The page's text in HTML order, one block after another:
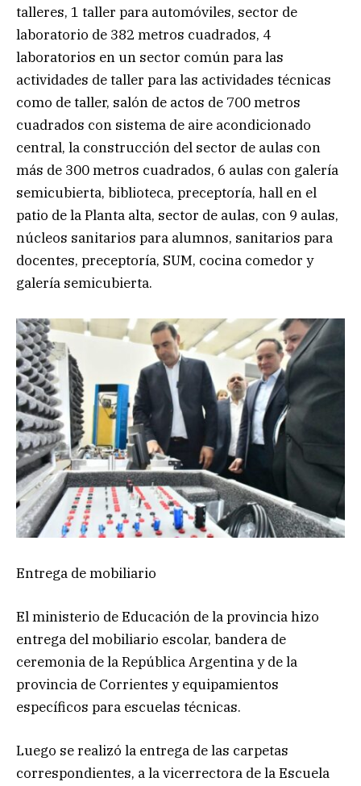
talleres, 1 taller para automóviles, sector de
laboratorio de 382 metros cuadrados, 4
laboratorios en un sector común para las
actividades de taller para las actividades técnicas
como de taller, salón de actos de 700 metros
cuadrados con sistema de aire acondicionado
central, la construcción del sector de aulas con
más de 300 metros cuadrados, 6 aulas con galería
semicubierta, biblioteca, preceptoría, hall en el
patio de la Planta alta, sector de aulas, con 9 aulas,
núcleos sanitarios para alumnos, sanitarios para
docentes, preceptoría, SUM, cocina comedor y
galería semicubierta.
Entrega de mobiliario
El ministerio de Educación de la provincia hizo
entrega del mobiliario escolar, bandera de
ceremonia de la República Argentina y de la
provincia de Corrientes y equipamientos
específicos para escuelas técnicas.
Luego se realizó la entrega de las carpetas
correspondientes, a la vicerrectora de la Escuela